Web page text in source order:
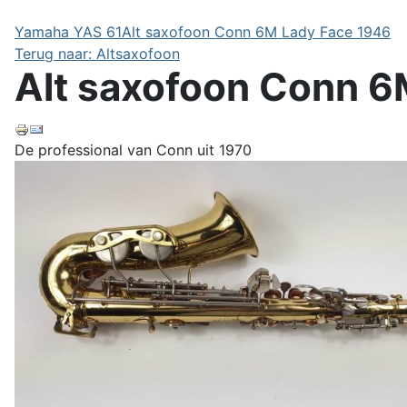
Yamaha YAS 61Alt saxofoon Conn 6M Lady Face 1946
Terug naar: Altsaxofoon
Alt saxofoon Conn
De professional van Conn uit 1970